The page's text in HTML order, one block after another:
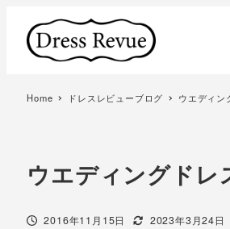
Home ドレスレビューブログ ウエディ
ウエディングド
投稿日
2016年11月15日 更新日
2023年3月24日